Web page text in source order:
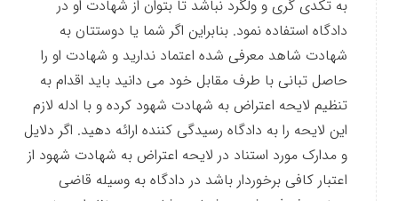
به تکدی گری و ولگرد نباشد تا بتوان از شهادت او در
دادگاه استفاده نمود. بنابراین اگر شما یا دوستتان به
شهادت شاهد معرفی شده اعتماد ندارید و شهادت او را
حاصل تبانی با طرف مقابل خود می‌ دانید باید اقدام به
تنظیم لایحه اعتراض به شهادت شهود کرده و با ادله لازم
این لایحه را به دادگاه رسیدگی کننده ارائه دهید. اگر دلایل
و مدارک مورد استناد در لایحه اعتراض به شهادت شهود از
اعتبار کافی برخوردار باشد در دادگاه به وسیله قاضی